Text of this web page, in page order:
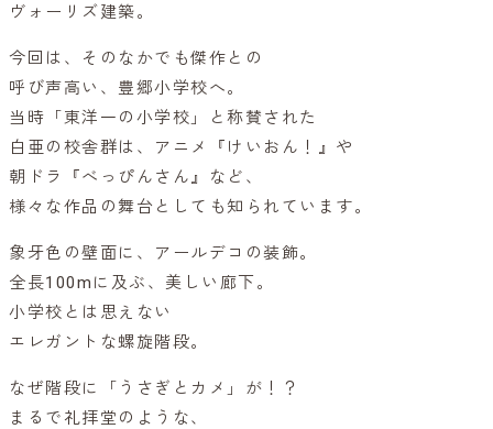
ヴォーリズ建築。
今回は、そのなかでも傑作との
呼び声高い、豊郷小学校へ。
当時「東洋一の小学校」と称賛された
白亜の校舎群は、アニメ『けいおん！』や
朝ドラ『べっぴんさん』など、
様々な作品の舞台としても知られています。
象牙色の壁面に、アールデコの装飾。
全長100mに及ぶ、美しい廊下。
小学校とは思えない
エレガントな螺旋階段。
なぜ階段に「うさぎとカメ」が！？
まるで礼拝堂のような、